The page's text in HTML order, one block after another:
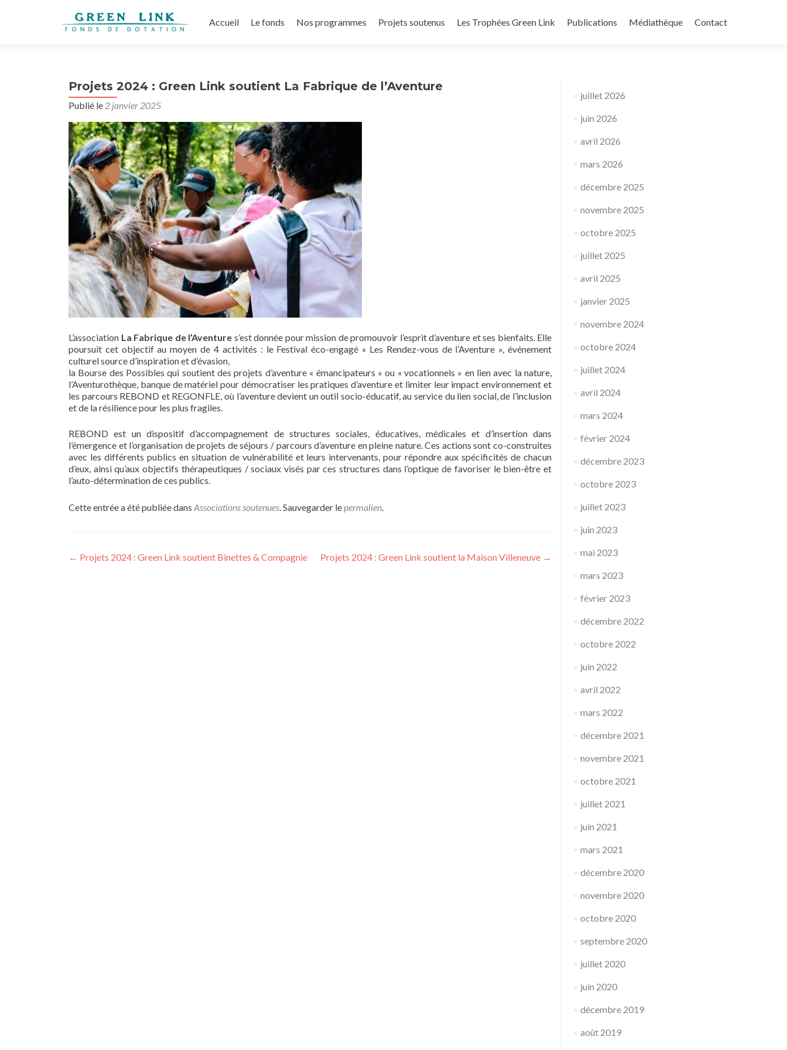
au
Accueil Le fonds Nos programmes Projets soutenus Les Trophées Green Link Publications Médiathèque Contact
Projets 2024 : Green Link soutient La Fabrique de l’Aventure
Publié le 2 janvier 2025
L’association La Fabrique de l’Aventure s’est donnée pour mission de promouvoir l’esprit d’aventure et ses bienfaits. Elle
poursuit cet objectif au moyen de 4 activités : le Festival éco-engagé « Les Rendez-vous de l’Aventure », événement
culturel source d’inspiration et d’évasion,
la Bourse des Possibles qui soutient des projets d’aventure « émancipateurs » ou « vocationnels » en lien avec la nature,
l’Aventurothèque, banque de matériel pour démocratiser les pratiques d’aventure et limiter leur impact environnement et
les parcours REBOND et REGONFLE, où l’aventure devient un outil socio-éducatif, au service du lien social, de l’inclusion
et de la résilience pour les plus fragiles.
REBOND est un dispositif d’accompagnement de structures sociales, éducatives, médicales et d’insertion dans
l’émergence et l’organisation de projets de séjours / parcours d’aventure en pleine nature. Ces actions sont co-construites
avec les différents publics en situation de vulnérabilité et leurs intervenants, pour répondre aux spécificités de chacun
d’eux, ainsi qu’aux objectifs thérapeutiques / sociaux visés par ces structures dans l’optique de favoriser le bien-être et
l’auto-détermination de ces publics.
Cette entrée a été publiée dans Associations soutenues. Sauvegarder lepermalien.
Navigation
← Projets 2024 : Green Link soutient Binettes & Compagnie Projets 2024 : Green Link soutient la Maison Villeneuve →
juillet 2026
juin 2026
avril 2026
mars 2026
décembre 2025
novembre 2025
octobre 2025
juillet 2025
avril 2025
janvier 2025
novembre 2024
octobre 2024
juillet 2024
avril 2024
mars 2024
février 2024
décembre 2023
octobre 2023
juillet 2023
juin 2023
mai 2023
mars 2023
février 2023
décembre 2022
octobre 2022
juin 2022
avril 2022
mars 2022
décembre 2021
novembre 2021
octobre 2021
juillet 2021
juin 2021
mars 2021
décembre 2020
novembre 2020
octobre 2020
septembre 2020
juillet 2020
juin 2020
décembre 2019
août 2019